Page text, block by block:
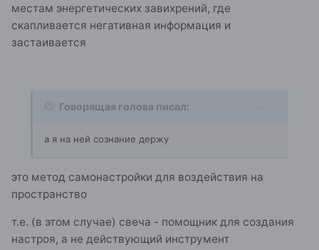
местам энергетических завихрений, где
скапливается негативная информация и
застаивается
Говорящая голова писал:
а я на ней сознание держу
это метод самонастройки для воздействия на
пространство
т.е. (в этом случае) свеча - помощник для создания
настроя, а не действующий инструмент